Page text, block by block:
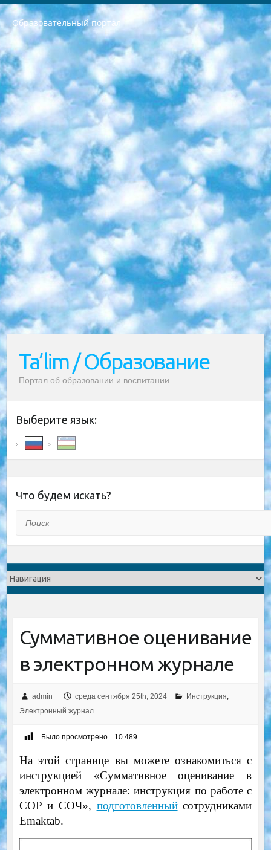
Образовательный портал
РЕСПУБЛИКА УЗБЕКИСТАН МИНИСТРЕРСТВО ДОШКОЛЬНОГО И ШКОЛЬНОГО ОБРАЗОВАНИЯ КОМАНДА в общеобразовательных учреждениях в 2023-2024 учебном году организация и проведение итоговой государственной аттестации обучающихся о Министра дошкольного и школьного образования Республики Узбекистан от 4 марта 2008 года (постановлением Минюста от 20 марта 2008 года № 1778 государственной регистрации) «Итоговое состояние учащихся общего среднего образования на основании положения об утверждении положения об аттестации общего среднего образования выпускной экзамен студентов в образовательных учреждениях в 2023-2024 учебном году В целях организации и прохождения аттестации приказываю: 1. Следующее: перечень предметов, по которым будет проводиться итоговая государственная аттестация и экзамен формы перевода согласно приложению 1; сертификаты международного образца, оценивающие уровень владения иностранными языками перечень согласно приложению 2; 2. Педагогический при специализированных образовательных учреждениях. научно-практический центр квалификации и международной оценки (Д.Давидова) 2024 г. До 25 марта: задания по предметам, по которым будет проводиться итоговая аттестация разработка и утверждение технических условий; итоговая аттестация на основании разработанного предметного задания разработка вопросов по предметам (устно и письменно), экзамен передача; общеобразовательные средние школы и специальные учебные заведения учащиеся выпускных классов школ и интернатов в агентской системе подготовка базы данных экзаменационных материалов и критериев оценки; перевод базы экзаменационных материалов на все языки обучения подать в Республиканский образовательный центр для изготовления; варианты экзаменов на основе разработанных контрольных материалов пусть будут поставлены задачи формирования. 3. Республиканский образовательный центр (Ш.Худайкулов) до 5 апреля 2024 года. до: база данных предоставленных экзаменационных материалов на все языки обучения перевод и экспертиза; для слепых, слабовидящих, глухих, слабослышащих и умственно отсталых детей учащиеся выпускных классов специализированных школ и школ-интернатов база данных экзаменационных материалов на всех преподаваемых языках подготовка критериев оценки; специализированные школы для умственно отсталых детей и технологии для учащихся выпускных классов школ-интернатов разработка соответствующих рекомендаций и критериев проведения ЕГЭ по естествознанию давать задания. 4. Педагогический при специализированных образовательных учреждениях. Научно-практический центр навыков и международной оценки (Д.Давидова), Республика образовательный центр (Худайкулов Ш.) итоговый государственный аттестационный экзамен ориентирован на творческое и логическое мышление при подготовке базы материалов учитывать введение заданий. 5. Следует отметить, что: сертификат государственного образца о знании общеобразовательного предмета и как минимум национальный уровень B1 по предметам на иностранных языках, указанным в Приложении 2. или международно признанный сертификат эквивалентного уровня студенты, изучающие определенный предмет, освобождаются от экзамена; по соответствующим предметам запланирована итоговая государственная аттестация за день до дня, путем жеребьевки Рабочей группой (в письменной форме по предметам, проводимым в форме) из числа сформированных вариантов выбрано 2 варианта; 2 выбранных варианта экзамена анонсированы на официальном сайте министерства и все выпускники по всей стране на основе этих вариантов проводит итоговую государственную аттестацию. 6. Государственное образование учащихся средних общеобразовательных учреждений. знания в соответствии с квалификационными требованиями, которые необходимо приобрести на основании стандартов итоговый (выпускной) контроль для 9 и 11 классов в целях тестирования Экзамены (далее – экзамены) состоят из предметов, перечисленных в приложении 1. будет сделано. 7. Экзамены пройдут с 26 мая по 15 июня 2024 г. (кроме науки физического воспитания). 8. Физическая для учащихся 9 классов общесредних образовательных учреждений. Экзамены по предмету «Образование, квалификация медицина» 1-6 мая 2024 года. сотрудники перевести под присмотр (с отклонениями в физическом или умственном развитии) специализированная школа для детей, школы-интернаты и со сколиозом школы-интернаты санаторного типа для больных детей исключены). 9. Он был слепым, слабовидящим и имел нарушения опорно-двигательного аппарата. экзамены в специализированных школах и интернатах для детей должны проводиться исходя из требований, предъявляемых к общеобразовательным учреждениям (физкультура кроме науки). 10. Специализированная школа для глухих и слабослышащих детей. и экзамены в интернатах и быть реализован в виде письменного теста по математике. 11. Специальность для умственно отсталых детей. Для 9 класса Родной язык и литературное письмо Государственный язык (язык обучения – узбекский). для неклассов) написано Математическое письмо Письменная/устная история Узбекистана Физическое воспитание практично Итоговый контроль Для 11 класса Написание родного языка и литературы (эссе) Математическое письмо Узбекский язык (обучение на узбекском языке) не посещающее общее среднее образование для учреждений)/Образовательное учреждение выбор письменный и устный Иностранный язык письменный/устный Письменная/устная история Узбекистана *По выбору студента:  Химия  Физика  Основы государственного права  География 10 бесплатных образовательных ресурсов - Мы составили подборку онлайн-проектов с интерактивными упражнениями, видеолекциями и статьями. Они помогут вам обрести новые и освежить старые знания бесплатно. 1. «ИНТУИТ» Старейшая образовательная площадка Рунета. Здесь вы найдёте сотни текстовых и видеокурсов на десятки различных тем — от программирования до психологии. Многие курсы подготовлены российскими университетами и крупными международными компаниями вроде Intel и Microsoft. Самостоятельное обучение бесплатное, но желающие могут оплатить услуги персональных наставников. 2. «Смартия» знакомит с актуальными профессиями и подсказывает, как им обучаться. Выбрав заинтересовавшую вас специальность — SMM-специалист, фотограф, веб-дизайнер или другую, — увидите список необходимых для неё умений. Чтобы вы могли освоить их самостоятельно, для каждого умения площадка отображает подборку ссылок на учебные материалы. Хотя «Смартия» ориентируется на русскоязычную аудиторию, часть контента всё же доступна только на английском. 3. «Лекторий Физтеха» Проект Московского физико-технического института (Физтеха). С его помощью вы можете смотреть онлайн серии лекций, записанные на видео в этом вузе. В числе доступных предметов — физика, биология, химия, информационные технологии и другие. К некоторым лекциям администрация ресурса прилагает готовые конспекты, которые можно скачивать в PDF-формате. 4. ITMOcourses Онлайн-площадка Санкт-Петербургского национального исследовательского университета информационных технологий, механики и оптики (ИТМО). Ресурс предоставляет свободный доступ к курсам, разработанным в этом вузе. Каталог материалов разбит на четыре категории: «Оптические системы и технологии», «Приборостроение и робототехника», «Информационные технологии» и «Биотехнологии». Курсы состоят из видеолекций, интерактивных демонстраций и заданий. 5. «КиберЛенинка» Электронная научная библиотека открытого доступа. Каталог площадки регулярно обрастает текстами статей из различных научных изданий. Сгруппированные по журналам и рубрикам публикации можно читать онлайн или скачивать целиком в PDF-формате. Проект нацелен на популяризацию науки за счёт открытого доступа к качественной информации. 6. «ПостНаука» На этом ресурсе публикуют подборки видеолекций, составленные экспертами из разных отраслей и объединённые общими темами. Среди них, к примеру, есть серии «Биоинформатика и геномика», «Культура средневековой Скандинавии» и Cinema Studies о теории кино. Каждая подборка лекций — логически связанная история, рассказанная экспертом от первого лица. Кроме того, на сайте появляются научно-образовательные статьи и тесты на разные темы. 7. «Newочём» Команда проекта «Newочём» отбирает самые интересные тексты из англоязычных СМИ и переводит те из них, за которые голосуют участники сообщества «ВКонтакте». По большей части это научно-популярные статьи. Редакторы придумывают лишь заголовки, в остальном содержание переводов соответствует оригиналам. Полные тексты можно читать прямо в социальной сети. 8. InternetUrok Онлайн-база материалов по основным дисциплинам школьной программы. Информация на сайте структурирована по классам, предметам и темам (урокам). Каждый урок состоит из видеолекций и конспектов. Есть также интерактивные тренажёры и тесты для закрепления пройденного материала. Даже если вы давно окончили школу, возможность повторить программу старших классов всегда может пригодиться. 9. Edutainme Ещё один ресурс об образовании. В отличие от Newtonew, как мне кажется, Edutainme больше ориентируется на представителей индустрии: педагогов, предпринимателей, разработчиков образовательных проектов. Но и любой, кто просто стремится к саморазвитию, найдёт на сайте много полезного и интересного для себя. Например, информацию о новых курсах и образовательных сервисах. 10. Newtonew Онлайн-медиа об образовании и обучении в широком смысле. Авторы Newtonew пишут об инструментах, заведениях, тактиках и стратегиях, которые помогают учить других и получать новые знания самостоятельно. На этой площадке вы найдёте новости, обзоры, аналитические мат
Ta’lim / Образование
Портал об образовании и воспитании
Выберите язык:
Что будем искать?
Суммативное оценивание
в электронном журнале
admin среда сентября 25th, 2024 Инструкция,
Электронный журнал
Было просмотрено 10 489
На этой странице вы можете ознакомиться с
инструкцией «Суммативное оценивание в
электронном журнале: инструкция по работе с
СОР и СОЧ», подготовленныйсотрудниками
Emaktab.